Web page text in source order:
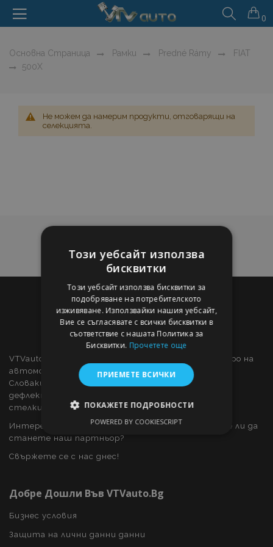
0
Основна Страница Рамки Predné Rámy
FIAT
500X
Не можем да намерим продукти, отговарящи на
селекцията.
VTVauto е търговец на дребно и доставчик на едро на
автомобилни части и автомобилни аксесоари в
Словакия, като: декоративни капаци за колела,
дефлектори за прозорци, калъфи за автомобили,
стелки за кола, хромирани капаци и рамки, ...
Интересувате ли се от дропшипинг или искате ли да
станете наш партньор?
Свържете се с нас днес!
Добре Дошли Във VTVauto.bg
Бизнес условия
Защита на лични данни данни
Този уебсайт използва
бисквитки
Този уебсайт използва бисквитки за
подобряване на потребителското
изживяване. Използвайки нашия уебсайт,
Вие се съгласявате с всички бисквитки в
съответствие с нашата Политика за
Бисквитки. Прочетете още
ПРИЕМЕТЕ ВСИЧКИ
ПОКАЖЕТЕ ПОДРОБНОСТИ
ЕФЕКТИВНОСТ
POWERED BY COOKIESCRIPT